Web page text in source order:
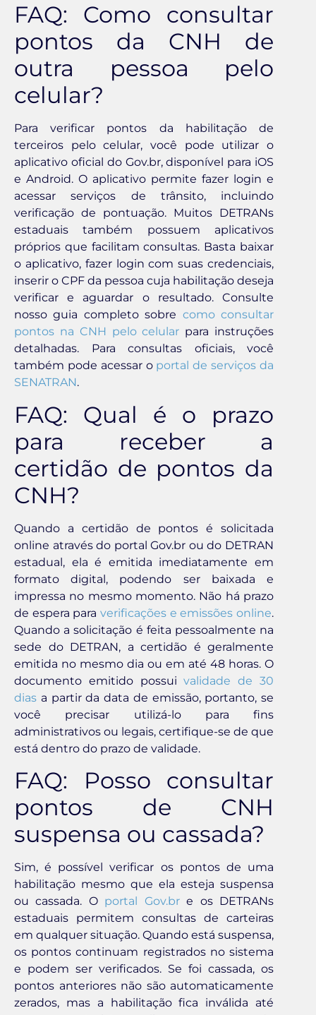
FAQ: Como consultar
pontos da CNH de
outra pessoa pelo
celular?
Para verificar pontos da habilitação de
terceiros pelo celular, você pode utilizar o
aplicativo oficial do Gov.br, disponível para iOS
e Android. O aplicativo permite fazer login e
acessar serviços de trânsito, incluindo
verificação de pontuação. Muitos DETRANs
estaduais também possuem aplicativos
próprios que facilitam consultas. Basta baixar
o aplicativo, fazer login com suas credenciais,
inserir o CPF da pessoa cuja habilitação deseja
verificar e aguardar o resultado. Consulte
nosso guia completo sobre como consultar
pontos na CNH pelo celular para instruções
detalhadas. Para consultas oficiais, você
também pode acessar o portal de serviços da
SENATRAN.
FAQ: Qual é o prazo
para receber a
certidão de pontos da
CNH?
Quando a certidão de pontos é solicitada
online através do portal Gov.br ou do DETRAN
estadual, ela é emitida imediatamente em
formato digital, podendo ser baixada e
impressa no mesmo momento. Não há prazo
de espera para verificações e emissões online.
Quando a solicitação é feita pessoalmente na
sede do DETRAN, a certidão é geralmente
emitida no mesmo dia ou em até 48 horas. O
documento emitido possuivalidade de 30
dias a partir da data de emissão, portanto, se
você precisar utilizá-lo para fins
administrativos ou legais, certifique-se de que
está dentro do prazo de validade.
FAQ: Posso consultar
pontos de CNH
suspensa ou cassada?
Sim, é possível verificar os pontos de uma
habilitação mesmo que ela esteja suspensa
ou cassada. O portal Gov.bre os DETRANs
estaduais permitem consultas de carteiras
em qualquer situação. Quando está suspensa,
os pontos continuam registrados no sistema
e podem ser verificados. Se foi cassada, os
pontos anteriores não são automaticamente
zerados, mas a habilitação fica inválida até